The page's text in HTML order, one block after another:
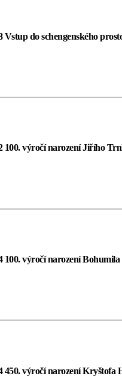
Vstup do schengenského
100. výročí narození Jiřího
100. výročí narození
450. výročí narození